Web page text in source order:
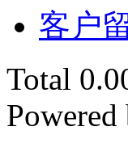
客户
Total
Powered